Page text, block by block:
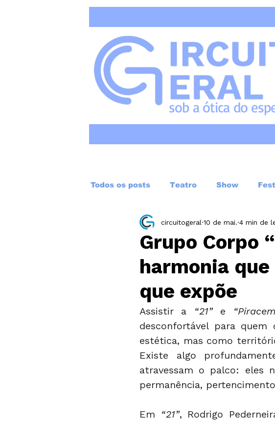
sob a ótica do
Todos os posts Teatro Show
Resenha Exposição Livro
Grupo Corpo
harmonia
que expõe
circuitogeral 10 de mai. 4 min de
Assistir a “21” e
desconfortável para quem
estética, mas como
Existe algo
atravessam o palco: eles
permanência,
Em “21”, Rodrigo